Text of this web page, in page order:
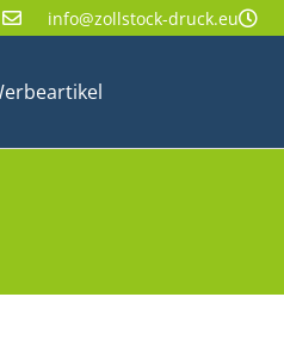
info@zollstock-druck.eu